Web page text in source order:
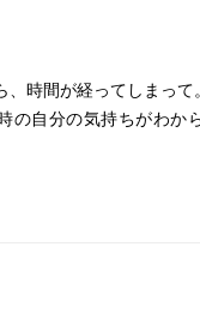
時間が経ってしまって。
の自分の気持ちがわか